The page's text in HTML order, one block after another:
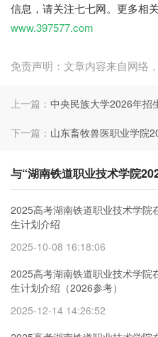
信息，请关注七七网。更多相
www.397577.com
免责声明：文章内容来自网络
上一篇： 中央民族大学2026年招
下一篇： 山东畜牧兽医职业学院
与“湖南铁道职业技术学院
2025高考湖南铁道职业技术学院
生计划介绍
2025-10-08 16:18:06
2025高考湖南铁道职业技术学院
生计划介绍（2026参考）
2025-12-14 14:26:52